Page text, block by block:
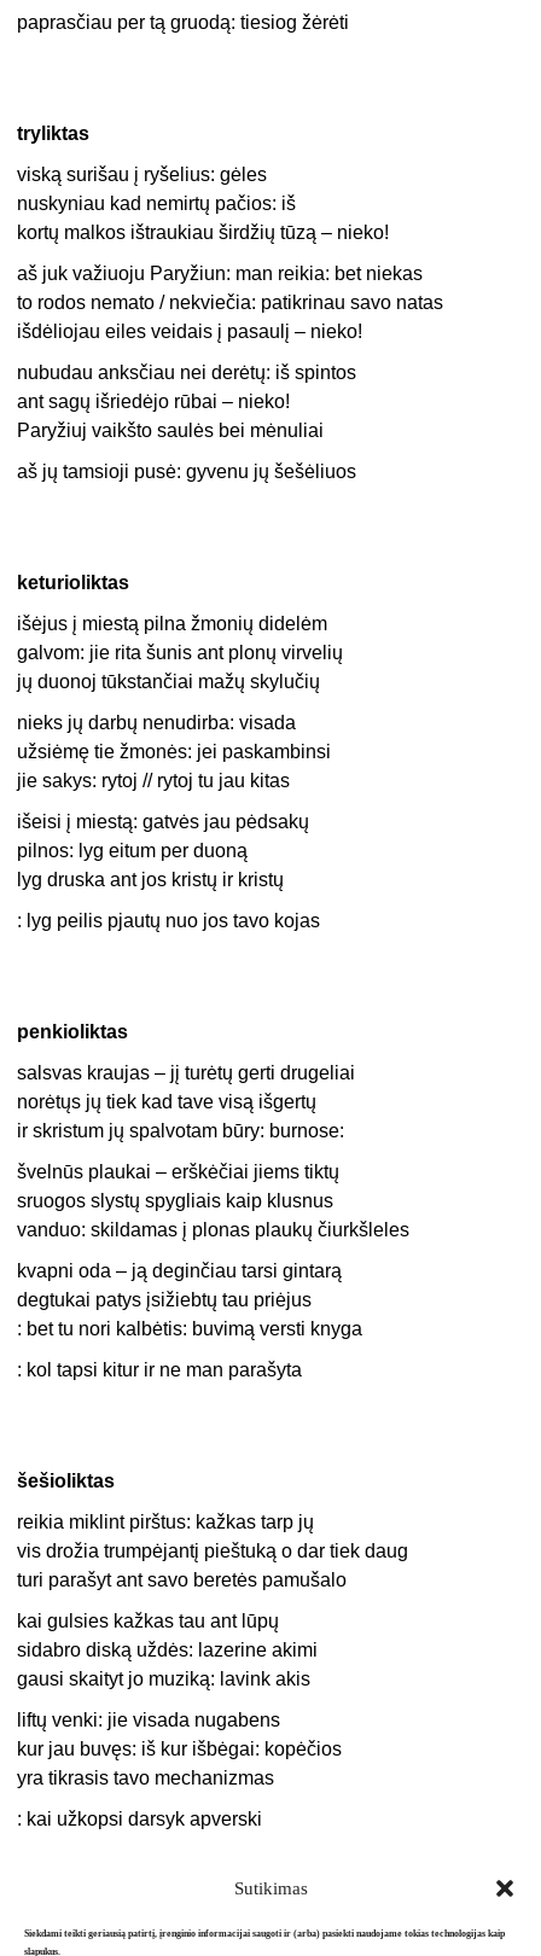
Sutikimas
Siekdami teikti geriausią patirtį, įrenginio informacijai saugoti ir (arba) pasiekti naudojame tokias technologijas kaip
slapukus.
paprasčiau per tą gruodą: tiesiog žėrėti
tryliktas
viską surišau į ryšelius: gėles
nuskyniau kad nemirtų pačios: iš
kortų malkos ištraukiau širdžių tūzą – nieko!
aš juk važiuoju Paryžiun: man reikia: bet niekas
to rodos nemato / nekviečia: patikrinau savo natas
išdėliojau eiles veidais į pasaulį – nieko!
nubudau anksčiau nei derėtų: iš spintos
ant sagų išriedėjo rūbai – nieko!
Paryžiuj vaikšto saulės bei mėnuliai
aš jų tamsioji pusė: gyvenu jų šešėliuos
keturioliktas
išėjus į miestą pilna žmonių didelėm
galvom: jie rita šunis ant plonų virvelių
jų duonoj tūkstančiai mažų skylučių
nieks jų darbų nenudirba: visada
užsiėmę tie žmonės: jei paskambinsi
jie sakys: rytoj // rytoj tu jau kitas
išeisi į miestą: gatvės jau pėdsakų
pilnos: lyg eitum per duoną
lyg druska ant jos kristų ir kristų
: lyg peilis pjautų nuo jos tavo kojas
penkioliktas
salsvas kraujas – jį turėtų gerti drugeliai
norėtųs jų tiek kad tave visą išgertų
ir skristum jų spalvotam būry: burnose:
švelnūs plaukai – erškėčiai jiems tiktų
sruogos slystų spygliais kaip klusnus
vanduo: skildamas į plonas plaukų čiurkšleles
kvapni oda – ją deginčiau tarsi gintarą
degtukai patys įsižiebtų tau priėjus
: bet tu nori kalbėtis: buvimą versti knyga
: kol tapsi kitur ir ne man parašyta
šešioliktas
reikia miklint pirštus: kažkas tarp jų
vis drožia trumpėjantį pieštuką o dar tiek daug
turi parašyt ant savo beretės pamušalo
kai gulsies kažkas tau ant lūpų
sidabro diską uždės: lazerine akimi
gausi skaityt jo muziką: lavink akis
liftų venki: jie visada nugabens
kur jau buvęs: iš kur išbėgai: kopėčios
yra tikrasis tavo mechanizmas
: kai užkopsi darsyk apverski